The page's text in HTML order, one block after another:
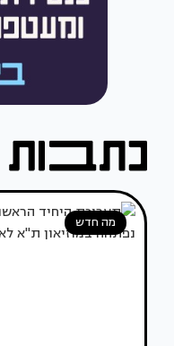
מה חדש